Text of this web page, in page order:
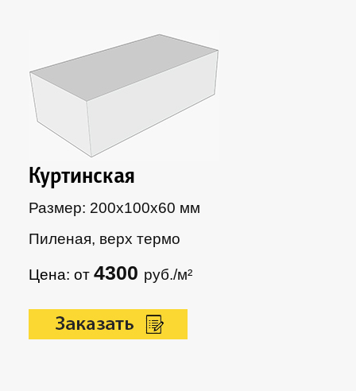
Куртинская
Размер: 200х100х60 мм
Пиленая, верх термо
Цена: от4300 руб./м²